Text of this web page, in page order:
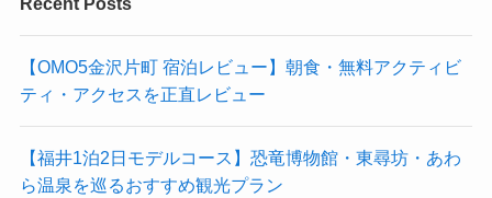
【OMO5金沢片町 宿泊レビュー】朝食・無料アクティビ
ティ・アクセスを正直レビュー
【福井1泊2日モデルコース】恐竜博物館・東尋坊・あわ
ら温泉を巡るおすすめ観光プラン